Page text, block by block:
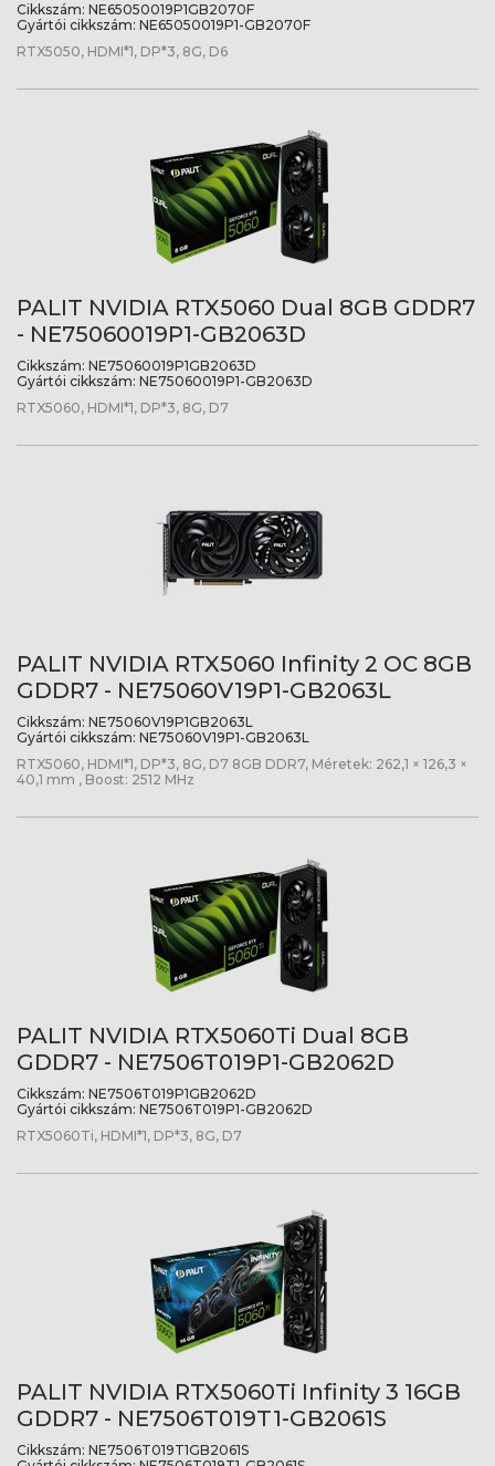
Cikkszám: NE65050019P1GB2070F
Gyártói cikkszám: NE65050019P1-GB2070F
RTX5050, HDMI*1, DP*3, 8G, D6
PALIT NVIDIA RTX5060 Dual 8GB GDDR7
- NE75060019P1-GB2063D
Cikkszám: NE75060019P1GB2063D
Gyártói cikkszám: NE75060019P1-GB2063D
RTX5060, HDMI*1, DP*3, 8G, D7
PALIT NVIDIA RTX5060 Infinity 2 OC 8GB
GDDR7 - NE75060V19P1-GB2063L
Cikkszám: NE75060V19P1GB2063L
Gyártói cikkszám: NE75060V19P1-GB2063L
RTX5060, HDMI*1, DP*3, 8G, D7 8GB DDR7, Méretek: 262,1 × 126,3 ×
40,1 mm , Boost: 2512 MHz
PALIT NVIDIA RTX5060Ti Dual 8GB
GDDR7 - NE7506T019P1-GB2062D
Cikkszám: NE7506T019P1GB2062D
Gyártói cikkszám: NE7506T019P1-GB2062D
RTX5060Ti, HDMI*1, DP*3, 8G, D7
PALIT NVIDIA RTX5060Ti Infinity 3 16GB
GDDR7 - NE7506T019T1-GB2061S
Cikkszám: NE7506T019T1GB2061S